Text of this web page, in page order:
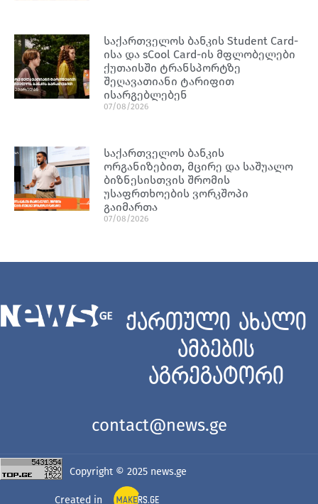
საქართველოს ბანკის Student Card-
ისა და sCool Card-ის მფლობელები
ქუთაისში ტრანსპორტზე
შეღავათიანი ტარიფით
ისარგებლებენ
07/08/2026
საქართველოს ბანკის
ორგანიზებით, მცირე და საშუალო
ბიზნესისთვის შრომის
უსაფრთხოების ვორკშოპი
გაიმართა
07/08/2026
ქართული ახალი
ამბების
აგრეგატორი
contact@news.ge
Copyright © 2025 news.ge
Created in